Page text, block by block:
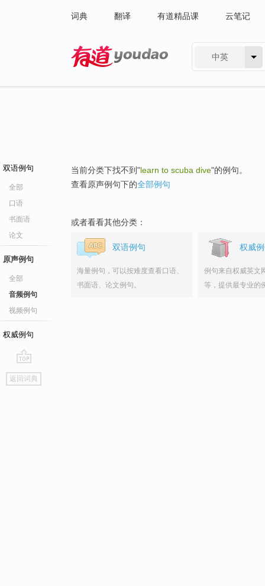
词典 翻译 有道精品课 云笔记
中英
双语例句
全部
口语
书面语
论文
原声例句
全部
音频例句
视频例句
权威例句
go
top
返回词典
当前分类下找不到"learn to scuba dive"的例句。
查看原声例句下的全部例句
或者看看其他分类：
双语例句
海量例句，可以按难度查看口语、
书面语、论文例句。
权威
例句来自权威英文
等，提供最专业的